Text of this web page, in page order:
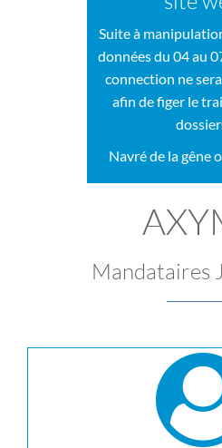
Suite à
données du 04 au
connection ne
afin de figer le
Navré de la gêne
Mandataires